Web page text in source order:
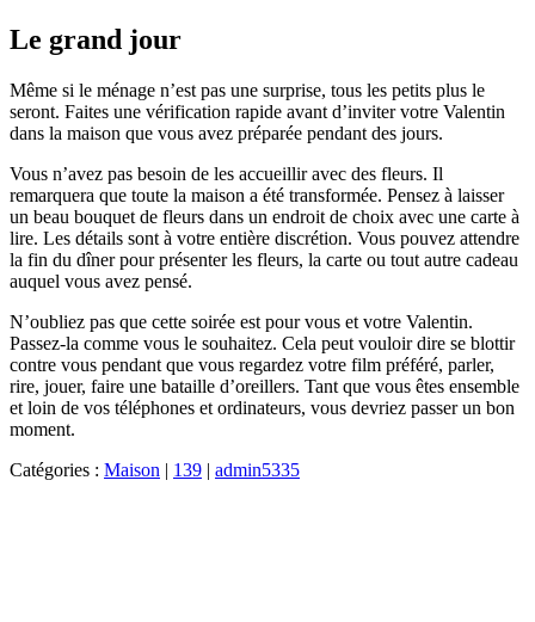
Le grand jour
Même si le ménage n’est pas une surprise, tous les petits plus le
seront. Faites une vérification rapide avant d’inviter votre Valentin
dans la maison que vous avez préparée pendant des jours.
Vous n’avez pas besoin de les accueillir avec des fleurs. Il
remarquera que toute la maison a été transformée. Pensez à laisser
un beau bouquet de fleurs dans un endroit de choix avec une carte à
lire. Les détails sont à votre entière discrétion. Vous pouvez attendre
la fin du dîner pour présenter les fleurs, la carte ou tout autre cadeau
auquel vous avez pensé.
N’oubliez pas que cette soirée est pour vous et votre Valentin.
Passez-la comme vous le souhaitez. Cela peut vouloir dire se blottir
contre vous pendant que vous regardez votre film préféré, parler,
rire, jouer, faire une bataille d’oreillers. Tant que vous êtes ensemble
et loin de vos téléphones et ordinateurs, vous devriez passer un bon
moment.
Catégories : Maison | 139 | admin5335